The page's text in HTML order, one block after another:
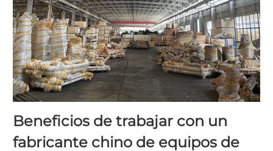
Beneficios de trabajar con un
fabricante chino de equipos de